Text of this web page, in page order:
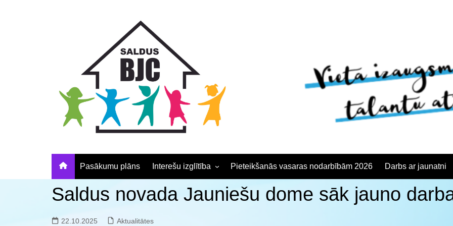
Pasākumu plāns Interešu izglītība
Pulciņu apraksti un
elektroniskā pieteikšanās
Pieteikšanās vasaras nodarbībām 2026 Darbs ar jaunatni
Saldus novada Jauniešu dome sāk jauno
22.10.2025 Aktualitātes